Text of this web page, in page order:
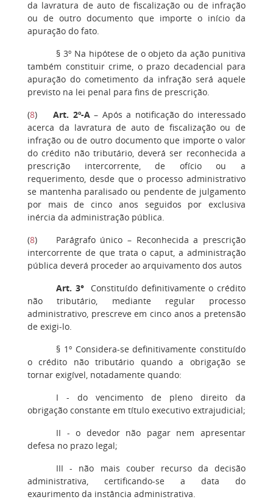
da lavratura de auto de fiscalização ou de infração
ou de outro documento que importe o início da
apuração do fato.
§ 3º Na hipótese de o objeto da ação punitiva
também constituir crime, o prazo decadencial para
apuração do cometimento da infração será aquele
previsto na lei penal para fins de prescrição.
(8)Art. 2º-A– Após a notificação do interessado
acerca da lavratura de auto de fiscalização ou de
infração ou de outro documento que importe o valor
do crédito não tributário, deverá ser reconhecida a
prescrição intercorrente, de ofício ou a
requerimento, desde que o processo administrativo
se mantenha paralisado ou pendente de julgamento
por mais de cinco anos seguidos por exclusiva
inércia da administração pública.
(8) Parágrafo único – Reconhecida a prescrição
intercorrente de que trata o caput, a administração
pública deverá proceder ao arquivamento dos autos
Art. 3°Constituído definitivamente o crédito
não tributário, mediante regular processo
administrativo, prescreve em cinco anos a pretensão
de exigi-lo.
§ 1º Considera-se definitivamente constituído
o crédito não tributário quando a obrigação se
tornar exigível, notadamente quando:
I - do vencimento de pleno direito da
obrigação constante em título executivo extrajudicial;
II - o devedor não pagar nem apresentar
defesa no prazo legal;
III - não mais couber recurso da decisão
administrativa, certificando-se a data do
exaurimento da instância administrativa.